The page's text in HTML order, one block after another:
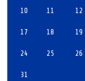
10 11 12
17 18 19
24 25 26
31